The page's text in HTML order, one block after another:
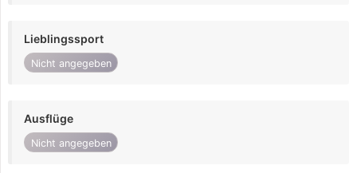
Lieblingssport
Nicht angegeben
Ausflüge
Nicht angegeben